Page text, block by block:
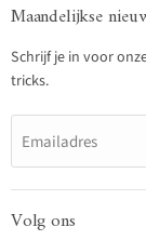
Maandelijkse
Schrijf je in voor
tricks.
Emailadres
Volg ons